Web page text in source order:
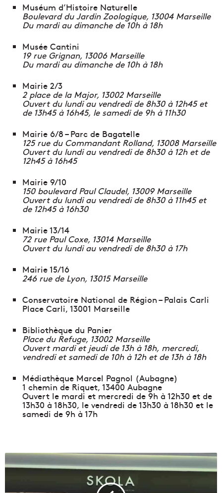
Muséum d’Histoire Naturelle
Boulevard du Jardin Zoologique, 13004 Marseille
Du mardi au dimanche de 10h à 18h
Musée Cantini
19 rue Grignan, 13006 Marseille
Du mardi au dimanche de 10h à 18h
Mairie 2/3
2 place de la Major, 13002 Marseille
Ouvert du lundi au vendredi de 8h30 à 12h45 et
de 13h45 à 16h45, le samedi de 9h à 11h30
Mairie 6/8 – Parc de Bagatelle
125 rue du Commandant Rolland, 13008 Marseille
Ouvert du lundi au vendredi de 8h30 à 12h et de
12h45 à 16h45
Mairie 9/10
150 boulevard Paul Claudel, 13009 Marseille
Ouvert du lundi au vendredi de 8h30 à 11h45 et
de 12h45 à 16h30
Mairie 13/14
72 rue Paul Coxe, 13014 Marseille
Ouvert du lundi au vendredi de 8h30 à 17h
Mairie 15/16
246 rue de Lyon, 13015 Marseille
Conservatoire National de Région – Palais Carli
Place Carli, 13001 Marseille
Bibliothèque du Panier
Place du Refuge, 13002 Marseille
Ouvert mardi et jeudi de 13h à 18h, mercredi,
vendredi et samedi de 10h à 12h et de 13h à 18h
Médiathèque Marcel Pagnol (Aubagne)
1 chemin de Riquet, 13400 Aubagne
Ouvert le mardi et mercredi de 9h à 12h30 et de
13h30 à 18h30, le vendredi de 13h30 à 18h30 et le
samedi de 9h à 17h
S
k